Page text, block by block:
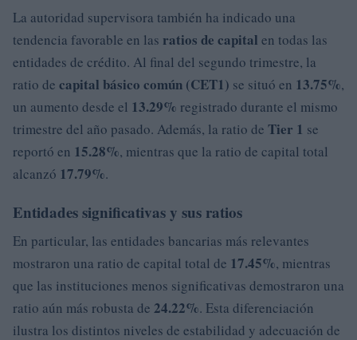
La autoridad supervisora también ha indicado una
tendencia favorable en las ratios de capital en todas las
entidades de crédito. Al final del segundo trimestre, la
ratio de capital básico común (CET1) se situó en 13.75%,
un aumento desde el 13.29% registrado durante el mismo
trimestre del año pasado. Además, la ratio de Tier 1 se
reportó en 15.28%, mientras que la ratio de capital total
alcanzó 17.79%.
Entidades significativas y sus ratios
En particular, las entidades bancarias más relevantes
mostraron una ratio de capital total de 17.45%, mientras
que las instituciones menos significativas demostraron una
ratio aún más robusta de 24.22%. Esta diferenciación
ilustra los distintos niveles de estabilidad y adecuación de